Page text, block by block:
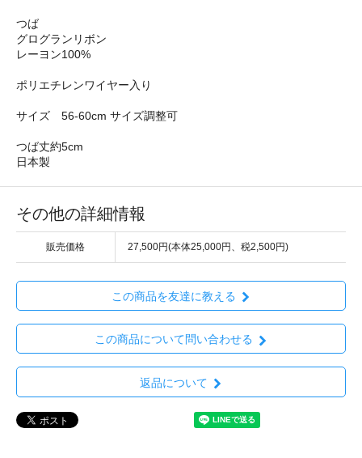
つば
グログランリボン
レーヨン100%
ポリエチレンワイヤー入り
サイズ 56-60cm サイズ調整可
つば丈約5cm
日本製
その他の詳細情報
販売価格 27,500円(本体25,000円、税2,500円)
この商品を友達に教える
この商品について問い合わせる
返品について